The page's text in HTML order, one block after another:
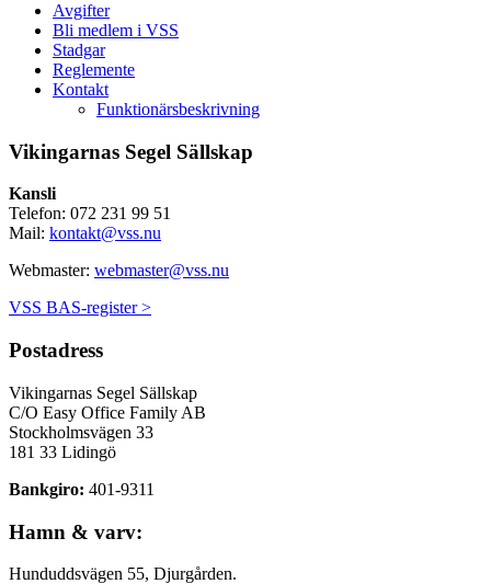
Avgifter
Bli medlem i VSS
Stadgar
Reglemente
Kontakt
Funktionärsbeskrivning
Vikingarnas Segel Sällskap
Kansli
Telefon: 072 231 99 51
Mail: kontakt@vss.nu
Webmaster: webmaster@vss.nu
VSS BAS-register >
Postadress
Vikingarnas Segel Sällskap
C/O Easy Office Family AB
Stockholmsvägen 33
181 33 Lidingö
Bankgiro: 401-9311
Hamn & varv:
Hunduddsvägen 55, Djurgården.